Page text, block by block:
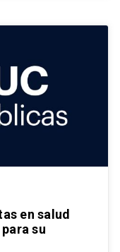
en salud
su